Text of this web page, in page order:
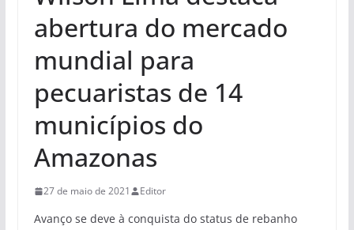
abertura do mercado
mundial para
pecuaristas de 14
municípios do
Amazonas
27 de maio de 2021 Editor
Avanço se deve à conquista do status de rebanho